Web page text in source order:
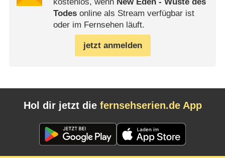
Todesonline als Stream verfügbar ist
oder im Fernsehen läuft.
jetzt anmelden
Hol dir jetzt die fernsehserien.de App